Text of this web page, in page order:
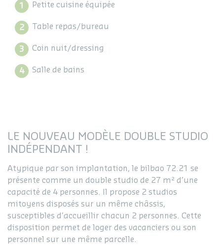
Petite cuisine équipée
Table repas/bureau
Coin nuit/dressing
Salle de bains
LE NOUVEAU MODÈLE DOUBLE STUDIO
INDÉPENDANT !
Atypique par son implantation, le bilbao 72.21 se
présente comme un double studio de 27 m² d’une
capacité de 4 personnes. Il propose 2 studios
mitoyens disposés sur un même châssis,
susceptibles d’accueillir chacun 2 personnes. Cette
disposition permet de loger des vacanciers ou son
personnel sur une même parcelle.